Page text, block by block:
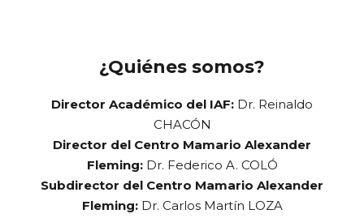
¿Quiénes somos?
Director Académico del IAF: Dr. Reinaldo
CHACÓN
Director del Centro Mamario Alexander
Fleming: Dr. Federico A. COLÓ
Subdirector del Centro Mamario Alexander
Fleming:Dr. Carlos Martín LOZA